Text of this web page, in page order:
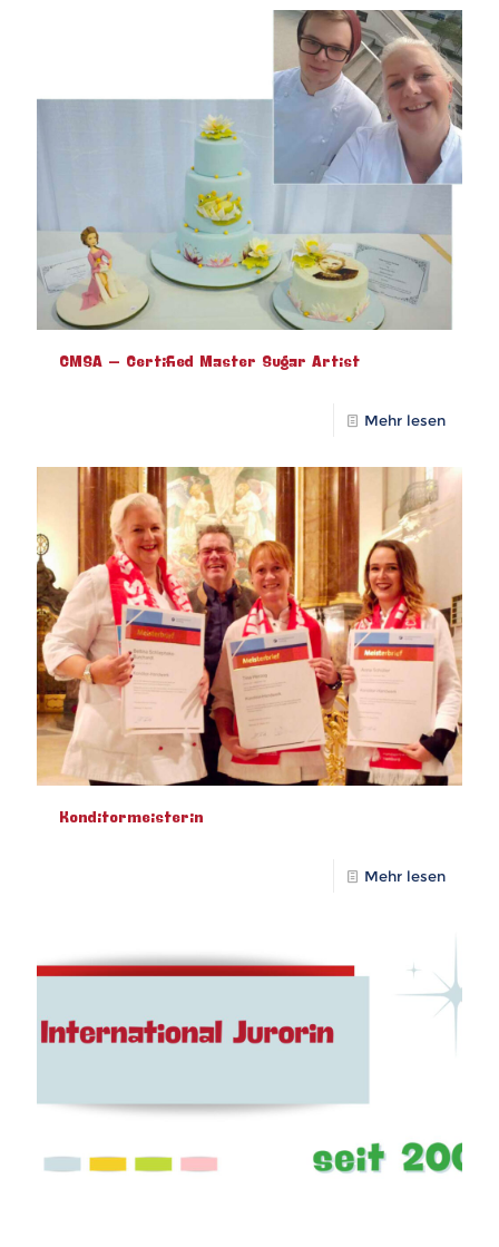
CMSA – Certified Master Sugar Artist
Mehr lesen
Konditormeisterin
Mehr lesen